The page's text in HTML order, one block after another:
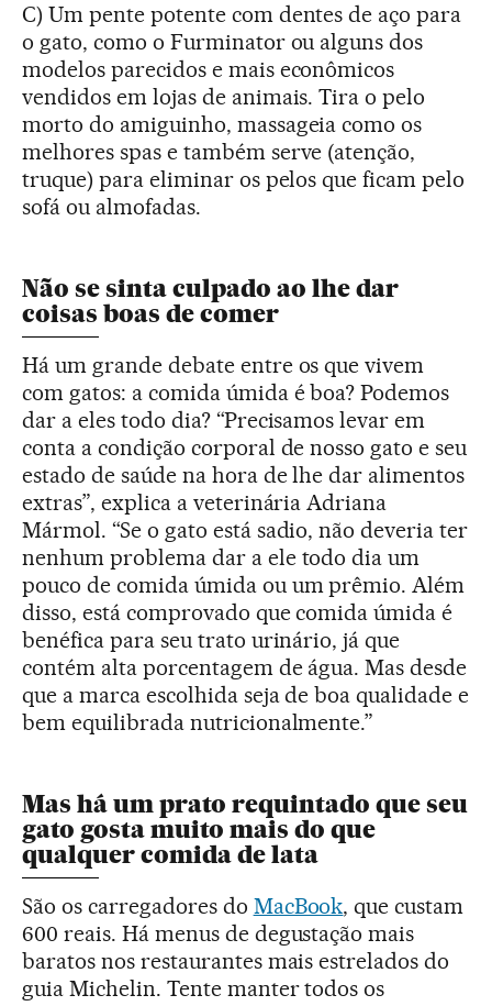
C) Um pente potente com dentes de aço para
o gato, como o Furminator ou alguns dos
modelos parecidos e mais econômicos
vendidos em lojas de animais. Tira o pelo
morto do amiguinho, massageia como os
melhores spas e também serve (atenção,
truque) para eliminar os pelos que ficam pelo
sofá ou almofadas.
Não se sinta culpado ao lhe dar
coisas boas de comer
Há um grande debate entre os que vivem
com gatos: a comida úmida é boa? Podemos
dar a eles todo dia? “Precisamos levar em
conta a condição corporal de nosso gato e seu
estado de saúde na hora de lhe dar alimentos
extras”, explica a veterinária Adriana
Mármol. “Se o gato está sadio, não deveria ter
nenhum problema dar a ele todo dia um
pouco de comida úmida ou um prêmio. Além
disso, está comprovado que comida úmida é
benéfica para seu trato urinário, já que
contém alta porcentagem de água. Mas desde
que a marca escolhida seja de boa qualidade e
bem equilibrada nutricionalmente.”
Mas há um prato requintado que seu
gato gosta muito mais do que
qualquer comida de lata
São os carregadores do MacBook, que custam
600 reais. Há menus de degustação mais
baratos nos restaurantes mais estrelados do
guia Michelin. Tente manter todos os